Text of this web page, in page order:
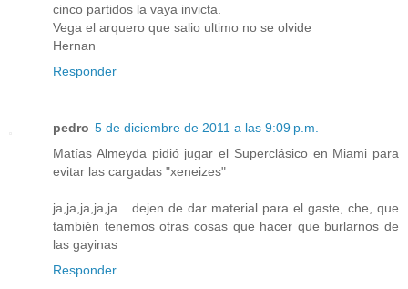
cinco partidos la vaya invicta.
Vega el arquero que salio ultimo no se olvide
Hernan
Responder
pedro 5 de diciembre de 2011 a las 9:09 p.m.
Matías Almeyda pidió jugar el Superclásico en Miami para
evitar las cargadas "xeneizes"
ja,ja,ja,ja,ja....dejen de dar material para el gaste, che, que
también tenemos otras cosas que hacer que burlarnos de
las gayinas
Responder